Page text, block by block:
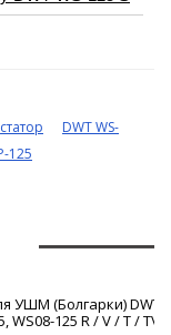
статор
DWT WS-
125
УШМ (Болгарки) DWT
WS08-125 R / V / T / TV